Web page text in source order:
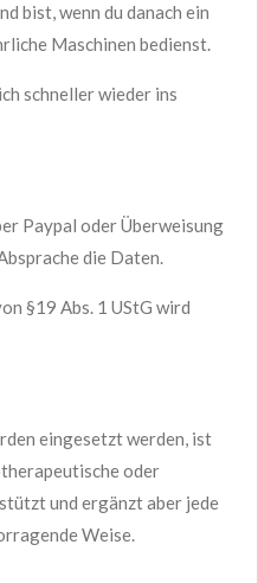
bist, wenn du danach ein
Maschinen bedienst.
schneller wieder ins
Paypal oder Überweisung
die Daten.
§19 Abs. 1 UStG wird
eingesetzt werden, ist
oder
und ergänzt aber jede
Weise.